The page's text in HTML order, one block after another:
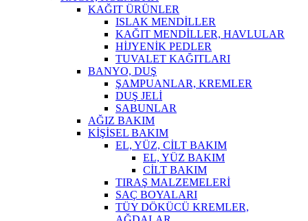
KAĞIT ÜRÜNLER
ISLAK MENDİLLER
KAĞIT MENDİLLER, HAVLULAR
HİJYENİK PEDLER
TUVALET KAĞITLARI
BANYO, DUŞ
ŞAMPUANLAR, KREMLER
DUŞ JELİ
SABUNLAR
AĞIZ BAKIM
KİŞİSEL BAKIM
EL, YÜZ, CİLT BAKIM
EL, YÜZ BAKIM
CİLT BAKIM
TIRAŞ MALZEMELERİ
SAÇ BOYALARI
TÜY DÖKÜCÜ KREMLER,